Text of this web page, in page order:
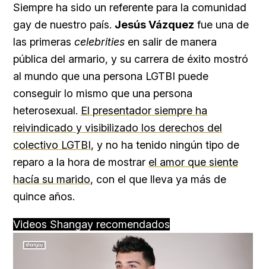
Siempre ha sido un referente para la comunidad
gay de nuestro país. Jesús Vázquez fue una de
las primeras celebrities en salir de manera
pública del armario, y su carrera de éxito mostró
al mundo que una persona LGTBI puede
conseguir lo mismo que una persona
heterosexual. El presentador siempre ha
reivindicado y visibilizado los derechos del
colectivo LGTBI, y no ha tenido ningún tipo de
reparo a la hora de mostrar el amor que siente
hacía su marido, con el que lleva ya más de
quince años.
Videos Shangay recomendados